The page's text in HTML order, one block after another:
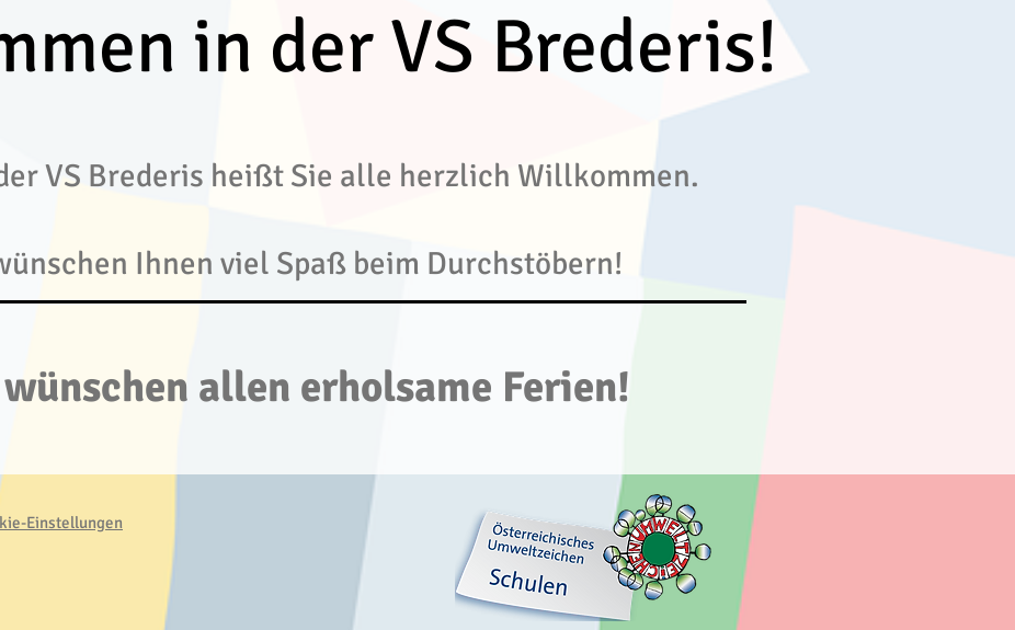
in der VS Brederis!
VS Brederis heißt Sie alle herzlich Willkommen.
Ihnen viel Spaß beim Durchstöbern!
allen erholsame Ferien!
Einstellungen